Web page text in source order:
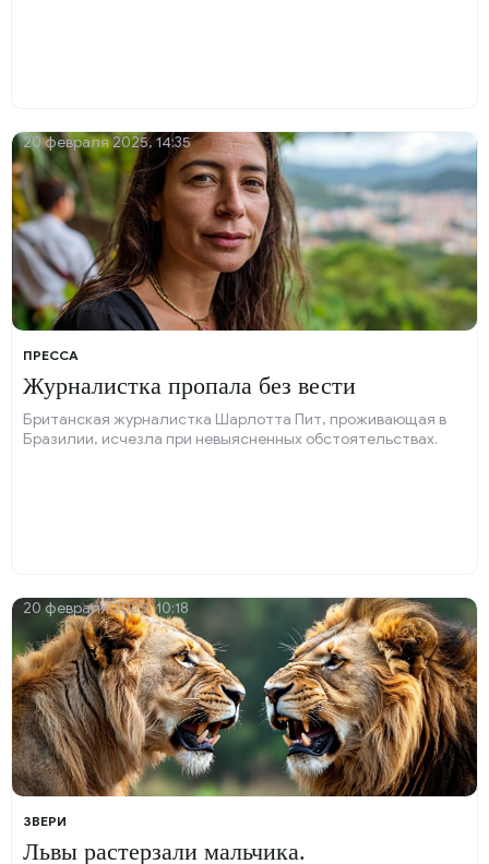
ПРЕССА
Журналистка пропала без вести
Британская журналистка Шарлотта Пит, проживающая в
Бразилии, исчезла при невыясненных обстоятельствах.
20 февраля 2025, 14:35
ЗВЕРИ
Львы растерзали мальчика.
20 февраля 2025, 10:18